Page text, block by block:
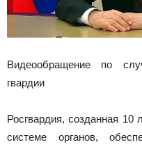
Видеообращение по
гвардии
Росгвардия, созданная 10
системе органов,